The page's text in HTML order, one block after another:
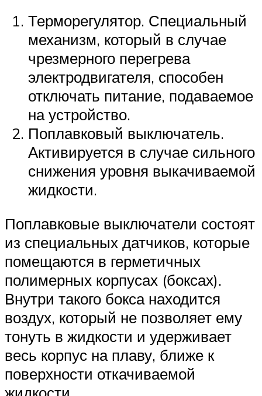
Терморегулятор. Специальный
механизм, который в случае
чрезмерного перегрева
электродвигателя, способен
отключать питание, подаваемое
на устройство.
Поплавковый выключатель.
Активируется в случае сильного
снижения уровня выкачиваемой
жидкости.
Поплавковые выключатели состоят
из специальных датчиков, которые
помещаются в герметичных
полимерных корпусах (боксах).
Внутри такого бокса находится
воздух, который не позволяет ему
тонуть в жидкости и удерживает
весь корпус на плаву, ближе к
поверхности откачиваемой
жидкости.